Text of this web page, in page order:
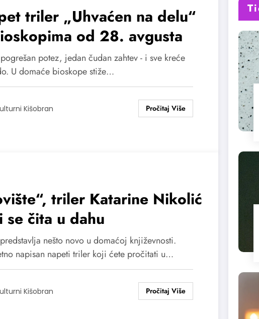
triler „Uhvaćen na delu“
od 28. avgusta
pogrešan potez, jedan čudan zahtev - i sve kreće
U domaće bioskope stiže…
Kišobran
triler Katarine Nikolić
se čita u dahu
nešto novo u domaćoj književnosti.
napisan napeti triler koji ćete pročitati u…
Kišobran